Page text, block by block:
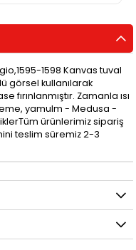
1598 Kanvas tuval
görsel kullanılarak
fırınlanmıştır. Zamanla ısı
yamulm - Medusa -
ürünlerimiz sipariş
teslim süremiz 2-3